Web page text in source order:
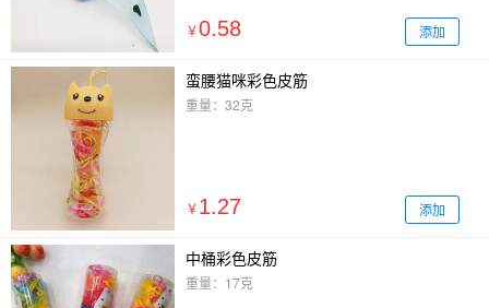
￥0.58 添加
蛮腰猫咪彩色皮筋
重量：32克
￥ 1.27 添加
中桶彩色皮筋
重量：17克